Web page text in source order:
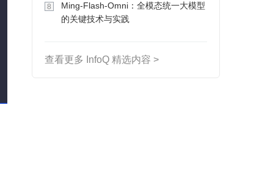
8
Ming-Flash-Omni：全模态统一大模型
的关键技术与实践
查看更多 InfoQ 精选内容 >